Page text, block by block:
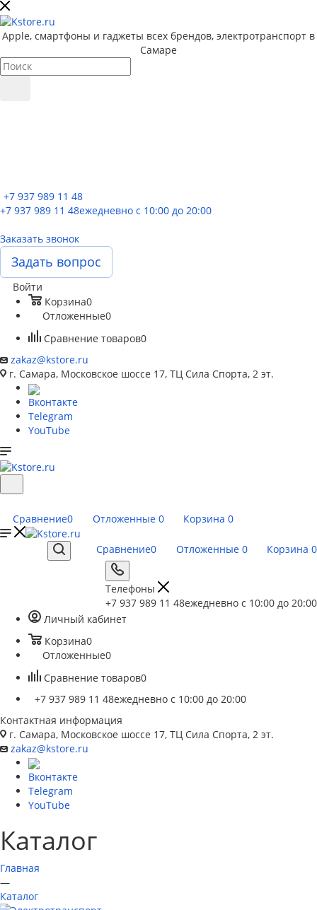
Apple, cмартфоны и гаджеты всех брендов, электротранспорт в
Самаре
+7 937 989 11 48
+7 937 989 11 48ежедневно с 10:00 до 20:00
Заказать звонок
Задать вопрос
Войти
Корзина0
Отложенные0
Сравнение товаров0
zakaz@kstore.ru
г. Самара, Московское шоссе 17, ТЦ Сила Спорта, 2 эт.
Вконтакте
Telegram
YouTube
Сравнение0 Отложенные 0 Корзина 0
Сравнение0 Отложенные 0 Корзина 0
Телефоны
+7 937 989 11 48ежедневно с 10:00 до 20:00
Личный кабинет
Корзина0
Отложенные0
Сравнение товаров0
+7 937 989 11 48ежедневно с 10:00 до 20:00
Контактная информация
г. Самара, Московское шоссе 17, ТЦ Сила Спорта, 2 эт.
zakaz@kstore.ru
Вконтакте
Telegram
YouTube
Каталог
Главная
—
Каталог